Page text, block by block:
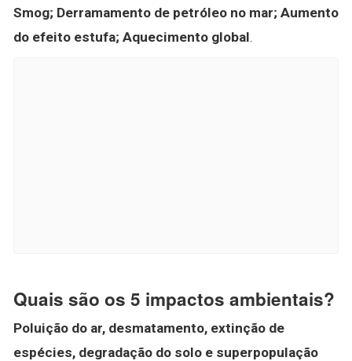
Smog; Derramamento de petróleo no mar; Aumento
do efeito estufa; Aquecimento global.
Quais são os 5 impactos ambientais?
Poluição do ar, desmatamento, extinção de
espécies, degradação do solo e superpopulação